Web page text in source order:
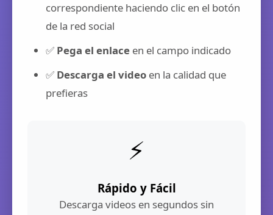
correspondiente haciendo clic en el botón
de la red social
✅ Pega el enlace en el campo indicado
✅ Descarga el video en la calidad que
prefieras
⚡
Rápido y Fácil
Descarga videos en segundos sin